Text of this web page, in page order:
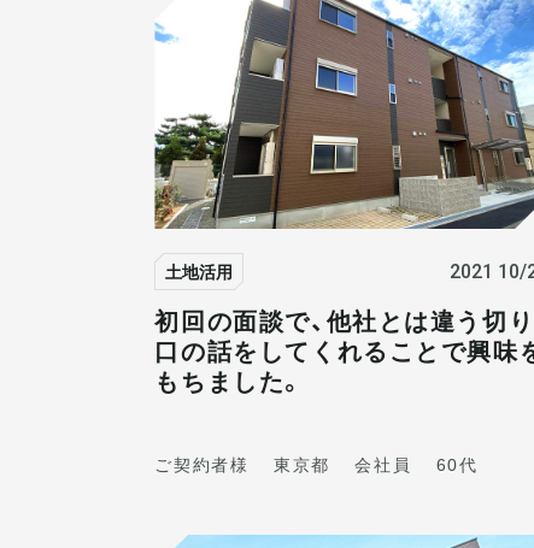
土地活用 2021 10/
初回の面談で、他社とは違う切り
口の話をしてくれることで興味
もちました。
ご契約者様 東京都 会社員 60代